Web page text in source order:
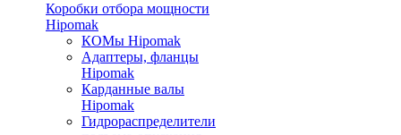
Коробки отбора мощности
Hipomak
КОМы Hipomak
Адаптеры, фланцы
Hipomak
Карданные валы
Hipomak
Гидрораспределители